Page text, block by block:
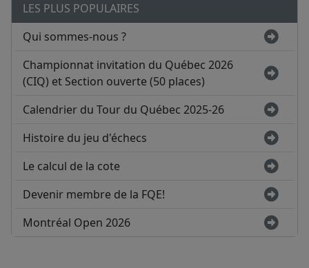
LES PLUS POPULAIRES
Qui sommes-nous ?
Championnat invitation du Québec 2026
(CIQ) et Section ouverte (50 places)
Calendrier du Tour du Québec 2025-26
Histoire du jeu d'échecs
Le calcul de la cote
Devenir membre de la FQE!
Montréal Open 2026